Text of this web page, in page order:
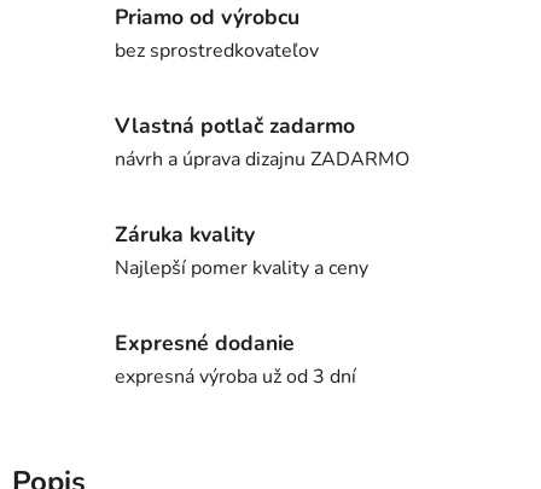
Priamo od výrobcu
bez sprostredkovateľov
Vlastná potlač zadarmo
návrh a úprava dizajnu ZADARMO
Záruka kvality
Najlepší pomer kvality a ceny
Expresné dodanie
expresná výroba už od 3 dní